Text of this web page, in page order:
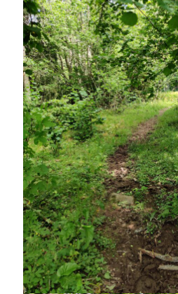
juli 2024
M T O T
1
2 3 4
8
9 10 11
15
16 17 18
22
23 24 25
29
30 31
« jun aug »
Arkiv
augusti 2026
juli 2026